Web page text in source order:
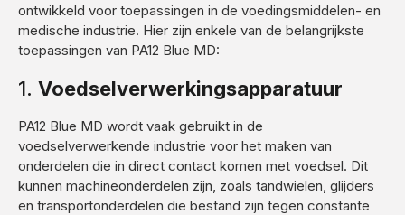
ontwikkeld voor toepassingen in de voedingsmiddelen- en
medische industrie. Hier zijn enkele van de belangrijkste
toepassingen van PA12 Blue MD:
1. Voedselverwerkingsapparatuur
PA12 Blue MD wordt vaak gebruikt in de
voedselverwerkende industrie voor het maken van
onderdelen die in direct contact komen met voedsel. Dit
kunnen machineonderdelen zijn, zoals tandwielen, glijders
en transportonderdelen die bestand zijn tegen constante